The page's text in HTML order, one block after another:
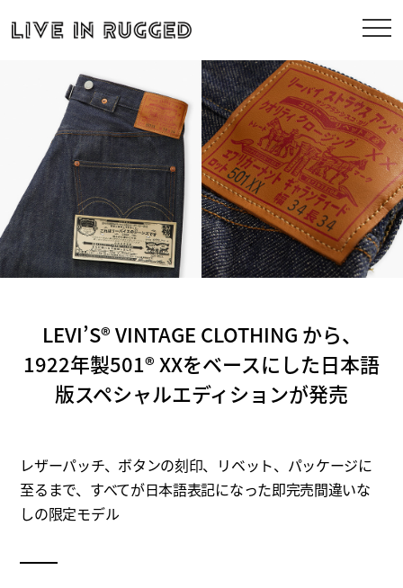
LEVI’S® VINTAGE CLOTHING から、
1922年製501® XXをベースにした日本語
版スペシャルエディションが発売
レザーパッチ、ボタンの刻印、リベット、パッケージに
至るまで、すべてが日本語表記になった即完売間違いな
しの限定モデル